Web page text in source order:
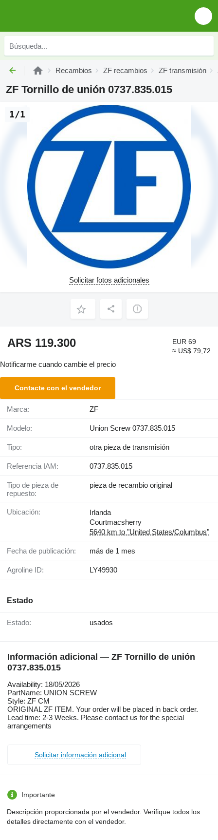
Recambios ZF recambios ZF transmisión
ZF Tornillo de unión 0737.835.015
1/1
Solicitar fotos adicionales
ARS 119.300
EUR 69
≈ US$ 79,72
Notificarme cuando cambie el precio
Contacte con el vendedor
Marca: ZF
Modelo: Union Screw 0737.835.015
Tipo: otra pieza de transmisión
Referencia IAM: 0737.835.015
Tipo de pieza de
repuesto:
pieza de recambio original
Ubicación:
Irlanda
Courtmacsherry
5640 km to "United States/Columbus"
Fecha de publicación: más de 1 mes
Agroline ID: LY49930
Estado
Estado: usados
Información adicional — ZF Tornillo de unión
0737.835.015
Availability: 18/05/2026
PartName: UNION SCREW
Style: ZF CM
ORIGINAL ZF ITEM. Your order will be placed in back order.
Lead time: 2-3 Weeks. Please contact us for the special
arrangements
Solicitar información adicional
Importante
Descripción proporcionada por el vendedor. Verifique todos los
detalles directamente con el vendedor.